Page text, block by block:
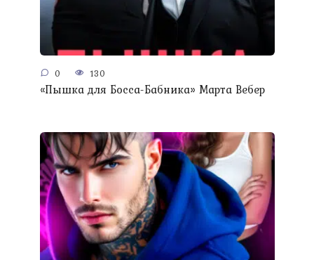
0 130
«Пышка для Босса-Бабника» Марта Вебер